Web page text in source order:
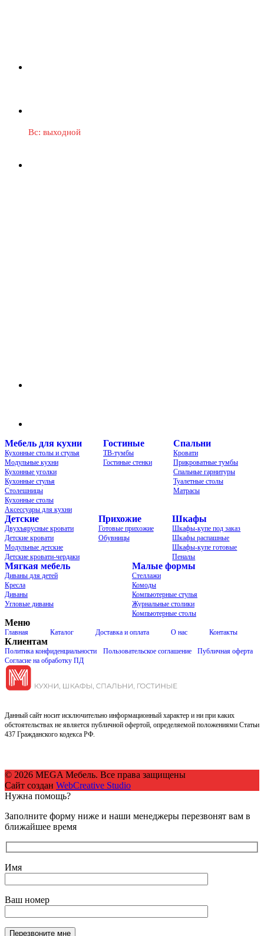
Вс: выходной
Мебель для кухни
Кухонные столы и стулья
Модульные кухни
Кухонные уголки
Кухонные стулья
Столешницы
Кухонные столы
Аксессуары для кухни
Гостиные
ТВ-тумбы
Гостиные стенки
Спальни
Кровати
Прикроватные тумбы
Спальные гарнитуры
Туалетные столы
Матрасы
Детские
Двухъярусные кровати
Детские кровати
Модульные детские
Детские кровати-чердаки
Прихожие
Готовые прихожие
Обувницы
Шкафы
Шкафы-купе под заказ
Шкафы распашные
Шкафы-купе готовые
Пеналы
Мягкая мебель
Диваны для детей
Кресла
Диваны
Угловые диваны
Малые формы
Стеллажи
Комоды
Компьютерные стулья
Журнальные столики
Компьютерные столы
Меню
Главная Каталог Доставка и оплата О нас Контакты
Клиентам
Политика конфиденциальности Пользовательское соглашение
Публичная оферта
Согласие на обработку ПД
Данный сайт носит исключительно информационный характер и ни при каких
обстоятельствах не является публичной офертой, определяемой положениями Статьи
437 Гражданского кодекса РФ.
© 2026 MEGA Мебель. Все права защищены
Сайт создан WebCreative Studio
Нужна помощь?
Заполните форму ниже и наши менеджеры перезвонят вам в
ближайшее время
Имя
Ваш номер